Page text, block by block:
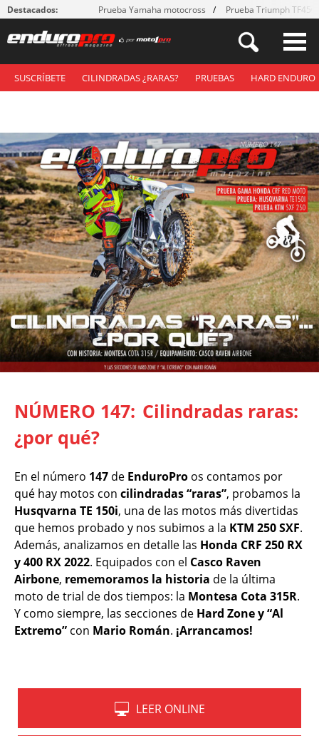
Destacados: Prueba Yamaha motocross Prueba Triumph
SUSCRÍBETE CILINDRADAS ¿RARAS? PRUEBAS HARD ENDURO
NÚMERO 147: Cilindradas raras:
¿por qué?
En el número 147 de EnduroPro os contamos por
qué hay motos con cilindradas “raras”, probamos la
Husqvarna TE 150i, una de las motos más divertidas
que hemos probado y nos subimos a la KTM 250 SXF.
Además, analizamos en detalle las Honda CRF 250 RX
y 400 RX 2022. Equipados con el Casco Raven
Airbone, rememoramos la historia de la última
moto de trial de dos tiempos: la Montesa Cota 315R.
Y como siempre, las secciones de Hard Zone y “Al
Extremo” con Mario Román. ¡Arrancamos!
LEER ONLINE